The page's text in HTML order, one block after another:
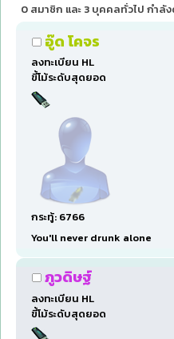
0 สมาชิก และ 3 บุคคลทั่วไป กำลั
อู๊ด โคจร
ลงทะเบียน HL
ขี้โม้ระดับสุดยอด
กระทู้: 6766
You'll never drunk alone
ภูวดิษฐ์
ลงทะเบียน HL
ขี้โม้ระดับสุดยอด